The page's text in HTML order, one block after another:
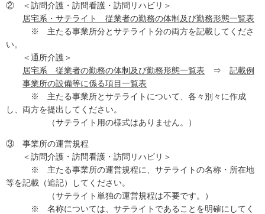
② ＜訪問介護・訪問看護・訪問リハビリ＞
居宅系・サテライト 従業者の勤務の体制及び勤務形態一覧表
※ 主たる事業所分とサテライト分の両方を記載してくださ
い。
＜通所介護＞
居宅系 従業者の勤務の体制及び勤務形態一覧表 ⇒ 記載例
事業所の設備等に係る項目一覧表
※ 主たる事業所とサテライトについて、各々別々に作成
し、両方を提出してください。
（サテライト用の様式はありません。）
③ 事業所の運営規程
＜訪問介護・訪問看護・訪問リハビリ＞
※ 主たる事業所の運営規程に、サテライトの名称・所在地
等を記載（追記）してください。
（サテライト単独の運営規程は不要です。）
※ 名称については、サテライトであることを明確にしてく